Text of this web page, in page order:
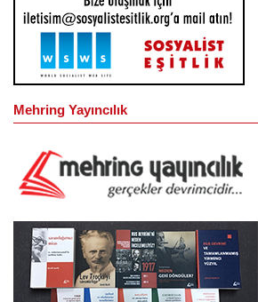
Mehring Yayıncılık